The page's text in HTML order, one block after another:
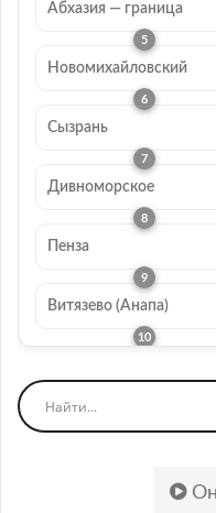
Абхазия — граница
Новомихайловский
Сызрань
Дивноморское
Пенза
Витязево (Анапа)